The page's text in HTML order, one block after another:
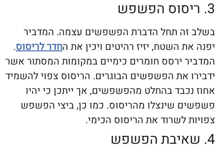
תחל הדברת הפשפשים עצמה. המדביר
השטח, יזיז רהיטים ויכין את החדר לריסוס.
ירסס חומרים כימיים במקומות המסתור אשר
את הפשפשים הבוגרים. הריסוס צפוי להשמיד
בהחלט מהפשפשים, אך ייתכן כי יהיו
שינצלו מהריסוס. כמו כן, ביצי הפשפש
לשרוד את הריסוס הכימי.